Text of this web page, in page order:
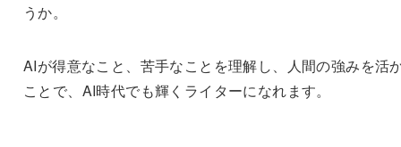
うか。
AIが得意なこと、苦手なことを理解し、人間の強みを活
ことで、AI時代でも輝くライターになれます。